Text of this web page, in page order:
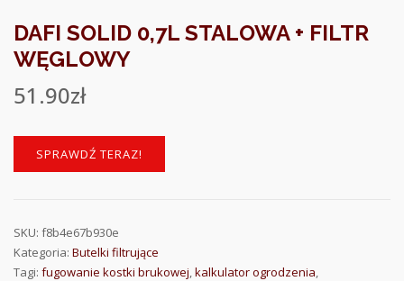
DAFI SOLID 0,7L STALOWA + FILTR
WĘGLOWY
51.90zł
SPRAWDŹ TERAZ!
SKU: f8b4e67b930e
Kategoria: Butelki filtrujące
Tagi: fugowanie kostki brukowej,kalkulator ogrodzenia,